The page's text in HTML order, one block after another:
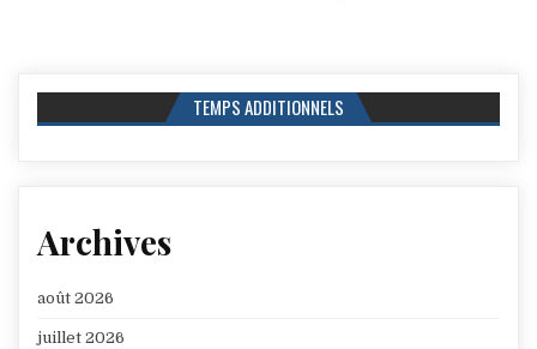
TEMPS ADDITIONNELS
Archives
août 2026
juillet 2026